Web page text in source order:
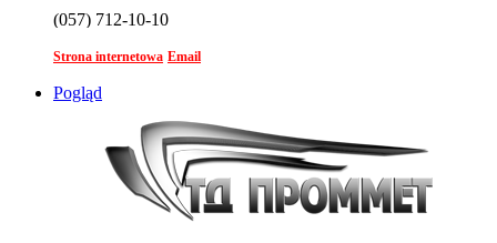
(057) 712-10-10
Strona internetowa Email
Pogląd